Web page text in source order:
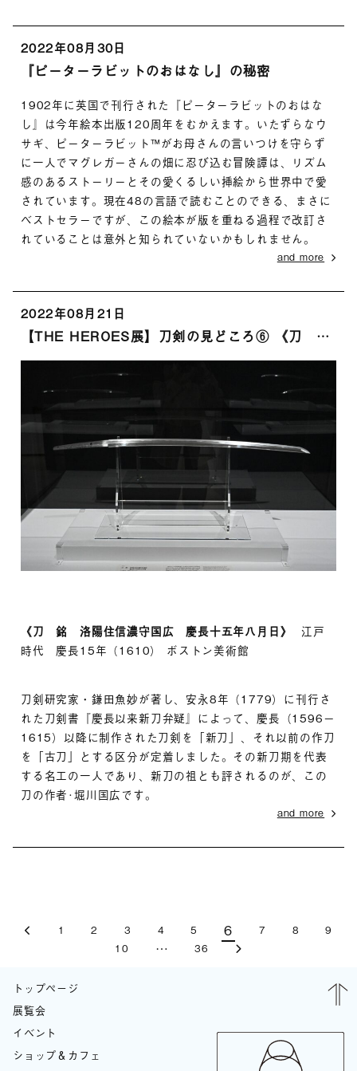
2022年08月30日
『ピーターラビットのおはなし』の秘密
1902年に英国で刊行された『ピーターラビットのおはな
し』は今年絵本出版120周年をむかえます。いたずらなウ
サギ、ピーターラビット™がお母さんの言いつけを守らず
に一人でマグレガーさんの畑に忍び込む冒険譚は、リズム
感のあるストーリーとその愛くるしい挿絵から世界中で愛
されています。現在48の言語で読むことのできる、まさに
ベストセラーですが、この絵本が版を重ねる過程で改訂さ
れていることは意外と知られていないかもしれません。
and more
2022年08月21日
【THE HEROES展】刀剣の見どころ⑥ 《刀 銘 洛陽住信濃守国広 慶長十五年八月日》
《刀 銘 洛陽住信濃守国広 慶長十五年八月日》
江戸
時代 慶長15年（1610） ボストン美術館
刀剣研究家・鎌田魚妙が著し、安永8年（1779）に刊行さ
れた刀剣書『慶長以来新刀弁疑』によって、慶長（1596－
1615）以降に制作された刀剣を「新刀」、それ以前の作刀
を「古刀」とする区分が定着しました。その新刀期を代表
する名工の一人であり、新刀の祖とも評されるのが、この
刀の作者･堀川国広です。
and more
1 2 3 4 5 6 7 8
9
10
… 36
トップページ
展覧会
イベント
ショップ＆カフェ